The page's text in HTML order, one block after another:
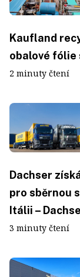
Kaufland
obalové fólie
2 minuty čtení
Dachser
pro sběrnou
Itálii –
3 minuty čtení